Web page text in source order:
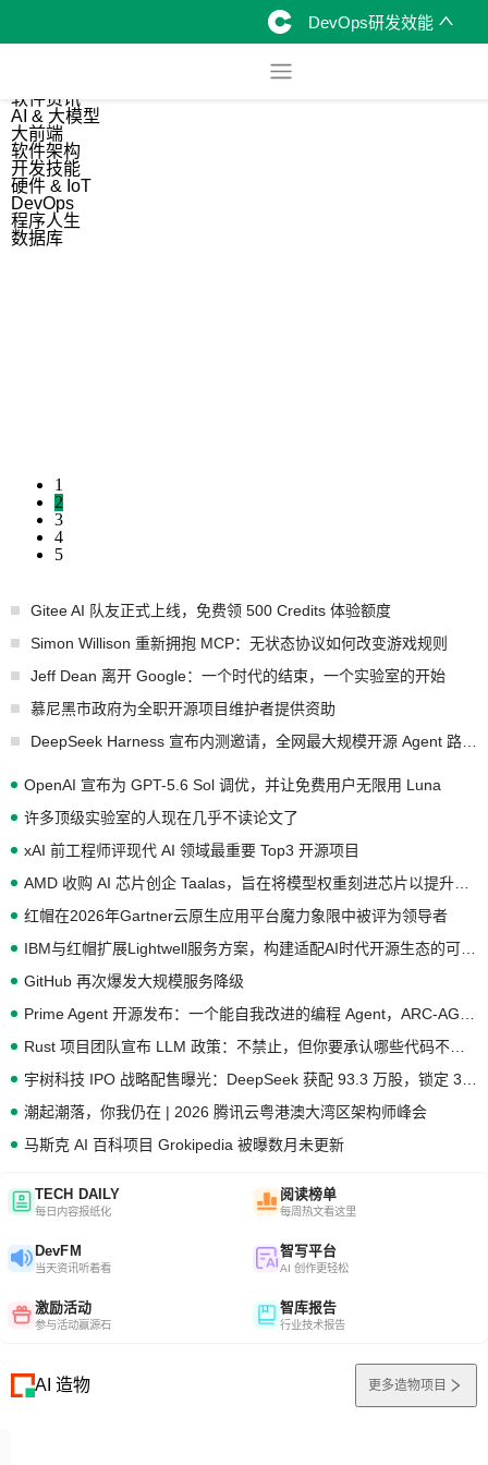
DevOps研发效能
软件资讯
AI & 大模型
大前端
软件架构
开发技能
硬件 & IoT
DevOps
程序人生
数据库
1
2
3
4
5
Gitee AI 队友正式上线，免费领 500 Credits 体验额度
Simon Willison 重新拥抱 MCP：无状态协议如何改变游戏规则
Jeff Dean 离开 Google：一个时代的结束，一个实验室的开始
慕尼黑市政府为全职开源项目维护者提供资助
OpenAI 宣布为 GPT-5.6 Sol 调优，并让免费用户无限用 Luna
许多顶级实验室的人现在几乎不读论文了
xAI 前工程师评现代 AI 领域最重要 Top3 开源项目
红帽在2026年Gartner云原生应用平台魔力象限中被评为领导者
GitHub 再次爆发大规模服务降级
潮起潮落，你我仍在 | 2026 腾讯云粤港澳大湾区架构师峰会
马斯克 AI 百科项目 Grokipedia 被曝数月未更新
TECH DAILY
每日内容报纸化
阅读榜单
每周热文看这里
DevFM
当天资讯听着看
智写平台
AI 创作更轻松
激励活动
参与活动赢源石
智库报告
行业技术报告
AI 造物 更多造物项目